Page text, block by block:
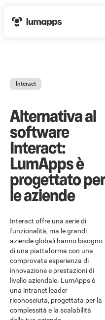
Interact
Alternativa al
software
Interact:
LumApps è
progettato per
le aziende
Interact offre una serie di
funzionalità, ma le grandi
aziende globali hanno bisogno
di una piattaforma con una
comprovata esperienza di
innovazione e prestazioni di
livello aziendale. LumApps è
una intranet leader
riconosciuta, progettata per la
complessità e la scalabilità